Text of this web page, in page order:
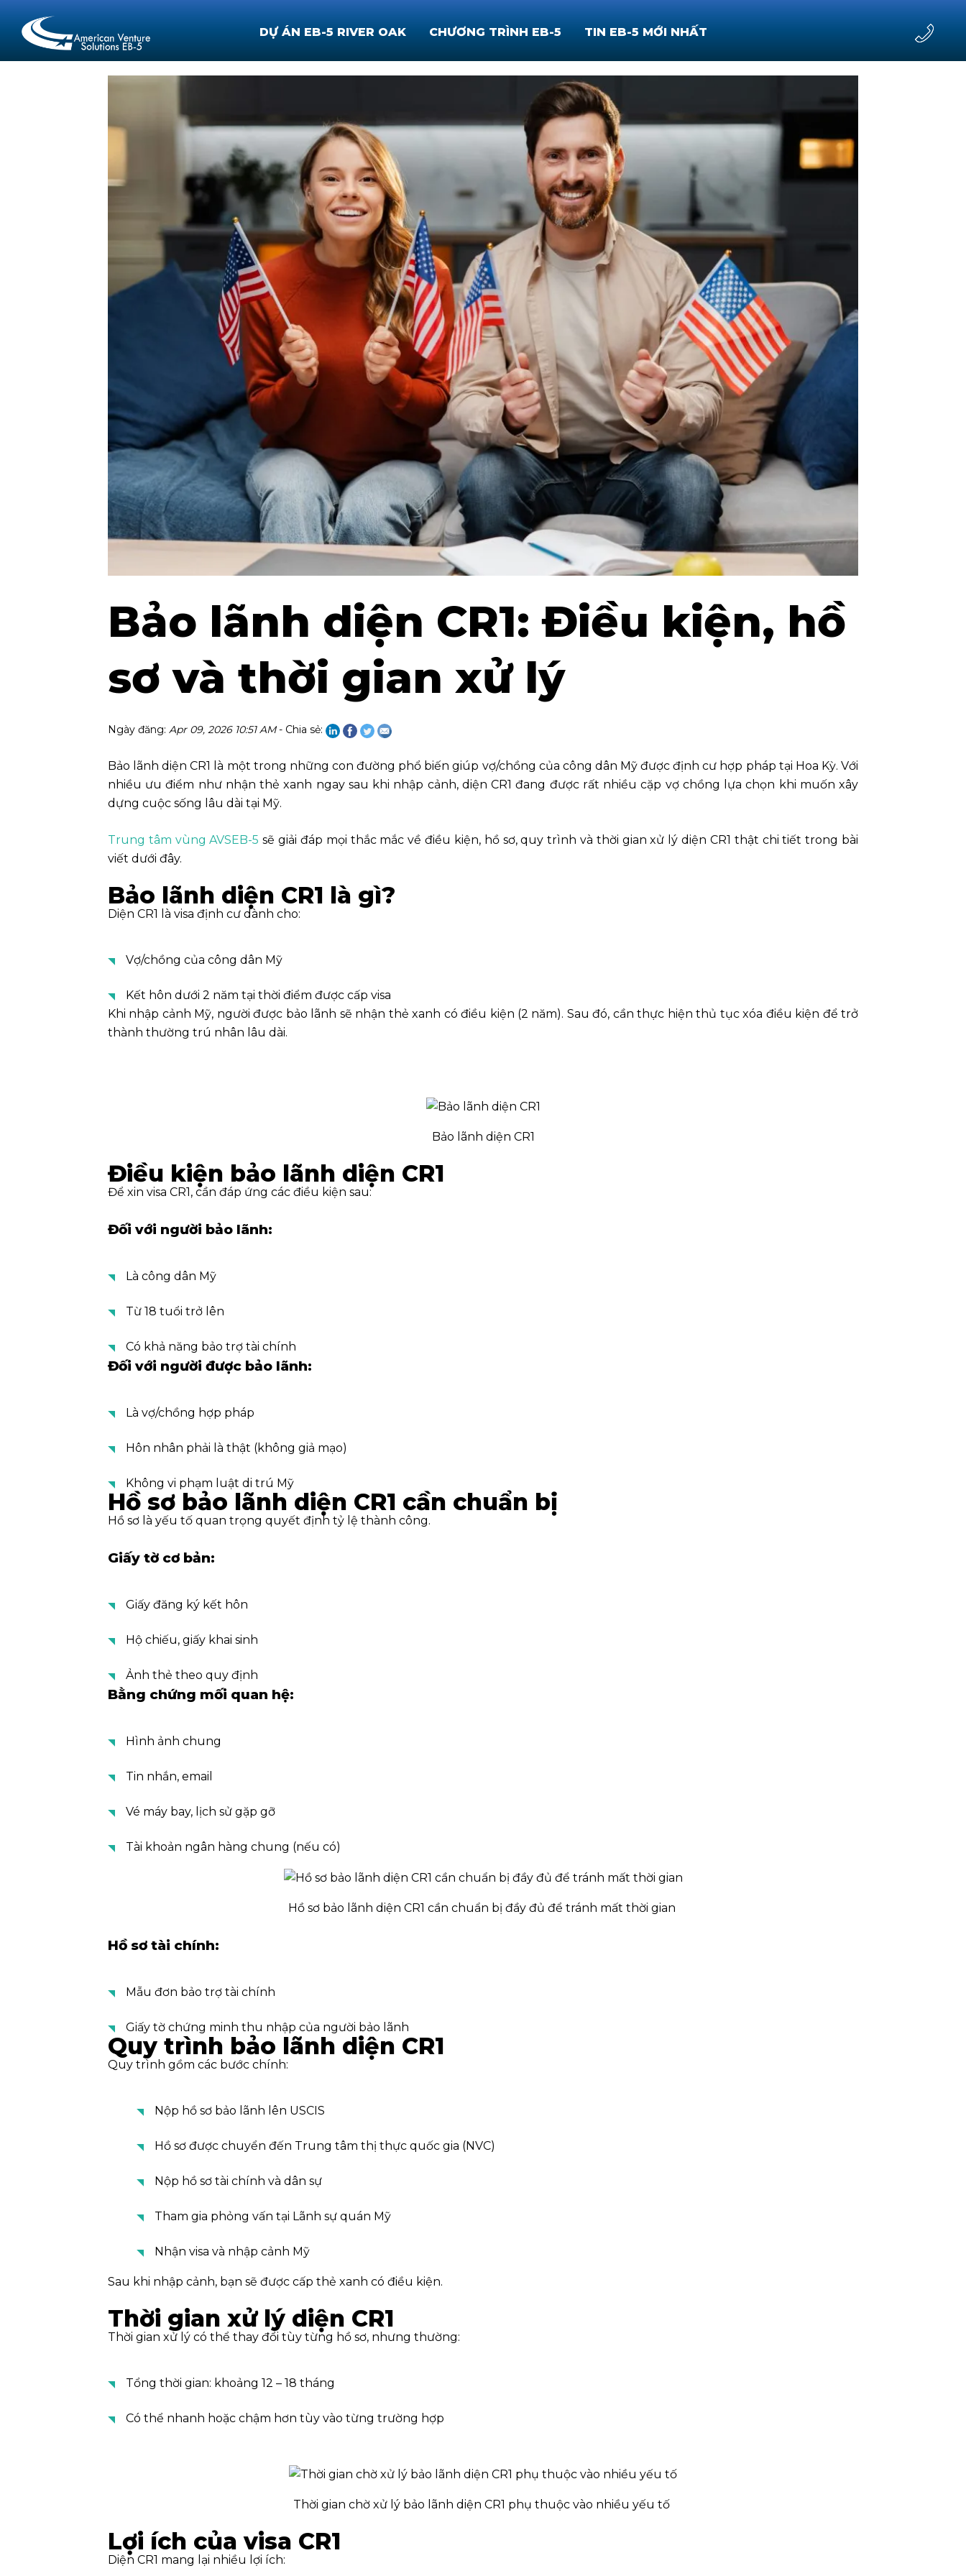
DỰ ÁN EB-5 RIVER OAK CHƯƠNG TRÌNH EB-5 TIN EB-5 MỚI NHẤT
Bảo lãnh diện CR1: Điều kiện, hồ
sơ và thời gian xử lý
Ngày đăng: Apr 09, 2026 10:51 AM- Chia sẻ:
Bảo lãnh diện CR1 là một trong những con đường phổ biến giúp vợ/chồng của công dân Mỹ được định cư hợp pháp tại Hoa Kỳ. Với
nhiều ưu điểm như nhận thẻ xanh ngay sau khi nhập cảnh, diện CR1 đang được rất nhiều cặp vợ chồng lựa chọn khi muốn xây
dựng cuộc sống lâu dài tại Mỹ.
Trung tâm vùng AVSEB-5sẽ giải đáp mọi thắc mắc về điều kiện, hồ sơ, quy trình và thời gian xử lý diện CR1 thật chi tiết trong bài
viết dưới đây.
Bảo lãnh diện CR1 là gì?
Diện CR1 là visa định cư dành cho:
Vợ/chồng của công dân Mỹ
Kết hôn dưới 2 năm tại thời điểm được cấp visa
Khi nhập cảnh Mỹ, người được bảo lãnh sẽ nhận thẻ xanh có điều kiện (2 năm). Sau đó, cần thực hiện thủ tục xóa điều kiện để trở
thành thường trú nhân lâu dài.
Bảo lãnh diện CR1
Điều kiện bảo lãnh diện CR1
Để xin visa CR1, cần đáp ứng các điều kiện sau:
Đối với người bảo lãnh:
Là công dân Mỹ
Từ 18 tuổi trở lên
Có khả năng bảo trợ tài chính
Đối với người được bảo lãnh:
Là vợ/chồng hợp pháp
Hôn nhân phải là thật (không giả mạo)
Không vi phạm luật di trú Mỹ
Hồ sơ bảo lãnh diện CR1 cần chuẩn bị
Hồ sơ là yếu tố quan trọng quyết định tỷ lệ thành công.
Giấy tờ cơ bản:
Giấy đăng ký kết hôn
Hộ chiếu, giấy khai sinh
Ảnh thẻ theo quy định
Bằng chứng mối quan hệ:
Hình ảnh chung
Tin nhắn, email
Vé máy bay, lịch sử gặp gỡ
Tài khoản ngân hàng chung (nếu có)
Hồ sơ bảo lãnh diện CR1 cần chuẩn bị đầy đủ để tránh mất thời gian
Hồ sơ tài chính:
Mẫu đơn bảo trợ tài chính
Giấy tờ chứng minh thu nhập của người bảo lãnh
Quy trình bảo lãnh diện CR1
Quy trình gồm các bước chính:
Nộp hồ sơ bảo lãnh lên USCIS
Hồ sơ được chuyển đến Trung tâm thị thực quốc gia (NVC)
Nộp hồ sơ tài chính và dân sự
Tham gia phỏng vấn tại Lãnh sự quán Mỹ
Nhận visa và nhập cảnh Mỹ
Sau khi nhập cảnh, bạn sẽ được cấp thẻ xanh có điều kiện.
Thời gian xử lý diện CR1
Thời gian xử lý có thể thay đổi tùy từng hồ sơ, nhưng thường:
Tổng thời gian: khoảng 12 – 18 tháng
Có thể nhanh hoặc chậm hơn tùy vào từng trường hợp
Thời gian chờ xử lý bảo lãnh diện CR1 phụ thuộc vào nhiều yếu tố
Lợi ích của visa CR1
Diện CR1 mang lại nhiều lợi ích: